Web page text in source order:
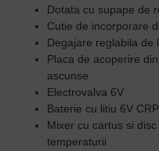
Dotata cu supape de
Cutie de incorporare
Degajare reglabila de
Placa de acoperire
ascunse
Electrovalva 6V
Baterie cu litiu 6V
Mixer cu cartus si
temperaturii